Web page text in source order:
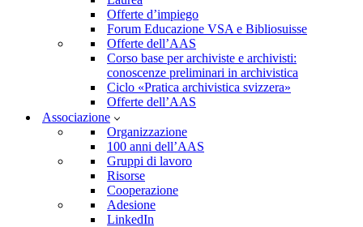
Offerte d’impiego
Forum Educazione VSA e Bibliosuisse
Offerte dell’AAS
Corso base per archiviste e archivisti:
conoscenze preliminari in archivistica
Ciclo «Pratica archivistica svizzera»
Offerte dell’AAS
Associazione
Organizzazione
100 anni dell’AAS
Gruppi di lavoro
Risorse
Cooperazione
Adesione
LinkedIn